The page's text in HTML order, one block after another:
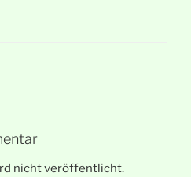
nicht veröffentlicht.